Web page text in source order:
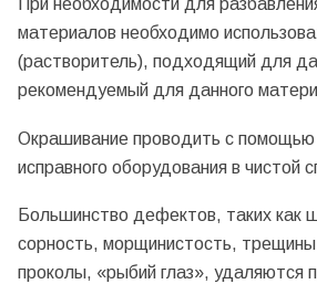
При необходимости для
материалов необходимо
(растворитель), подходящий для
рекомендуемый для данного
Окрашивание проводить с помощью
исправного оборудования в чистой
Большинство дефектов, таких как
сорность, морщинистость,
проколы, «рыбий глаз», удаляются